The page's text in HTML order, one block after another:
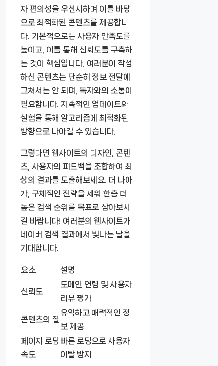
자 편의성을 우선시하며 이를 바탕
으로 최적화된 콘텐츠를 제공합니
다. 기본적으로는 사용자 만족도를
높이고, 이를 통해 신뢰도를 구축하
는 것이 핵심입니다. 여러분이 작성
하신 콘텐츠는 단순히 정보 전달에
그쳐서는 안 되며, 독자와의 소통이
필요합니다. 지속적인 업데이트와
실험을 통해 알고리즘에 최적화된
방향으로 나아갈 수 있습니다.
그렇다면 웹사이트의 디자인, 콘텐
츠, 사용자의 피드백을 조합하여 최
상의 결과를 도출해보세요. 더 나아
가, 구체적인 전략을 세워 한층 더
높은 검색 순위를 목표로 삼아보시
길 바랍니다! 여러분의 웹사이트가
네이버 검색 결과에서 빛나는 날을
기대합니다.
요소 설명
신뢰도
도메인 연령 및 사용자
리뷰 평가
콘텐츠의 질
유익하고 매력적인 정
보 제공
페이지 로딩
속도
빠른 로딩으로 사용자
이탈 방지